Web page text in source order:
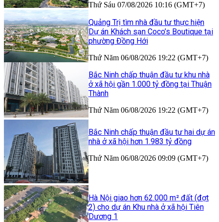
Thứ Sáu 07/08/2026 10:16 (GMT+7)
Quảng Trị tìm nhà đầu tư thực hiện
Dự án Khách sạn Coco’s Boutique tại
phường Đồng Hới
Thứ Năm 06/08/2026 19:22 (GMT+7)
Bắc Ninh chấp thuận đầu tư khu nhà
ở xã hội gần 1.000 tỷ đồng tại Thuận
Thành
Thứ Năm 06/08/2026 19:22 (GMT+7)
Bắc Ninh chấp thuận đầu tư hai dự án
nhà ở xã hội hơn 1.983 tỷ đồng
Thứ Năm 06/08/2026 09:09 (GMT+7)
Hà Nội giao hơn 62.000 m² đất (đợt
2) cho dự án Khu nhà ở xã hội Tiên
Dương 1